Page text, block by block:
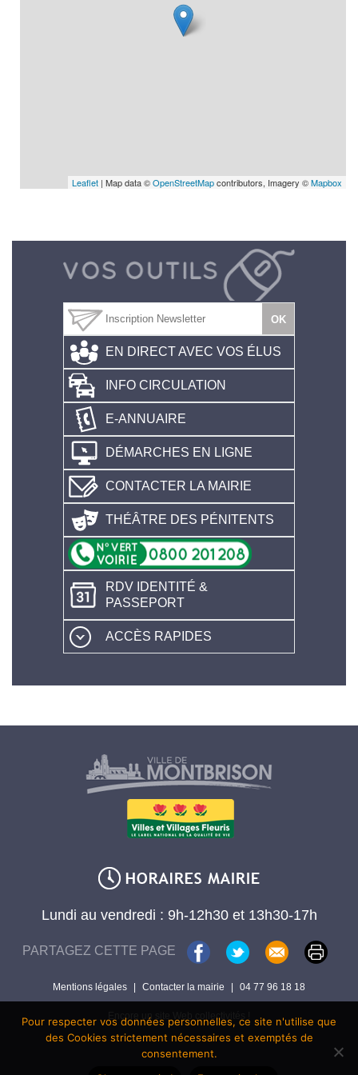
Leaflet | Map data ©OpenStreetMapcontributors, Imagery ©Mapbox
EN DIRECT AVEC VOS ÉLUS
INFO CIRCULATION
E-ANNUAIRE
DÉMARCHES EN LIGNE
CONTACTER LA MAIRIE
THÉÂTRE DES PÉNITENTS
RDV IDENTITÉ &
PASSEPORT
ACCÈS RAPIDES
Lundi au vendredi : 9h-12h30 et 13h30-17h
PARTAGEZ CETTE PAGE
Mentions légales | Contacter la mairie | 04 77 96 18 18
Encore un site Web collectivités !
Pour respecter vos données personnelles, ce site n'utilise que
des Cookies strictement nécessaires et exemptés de
consentement.